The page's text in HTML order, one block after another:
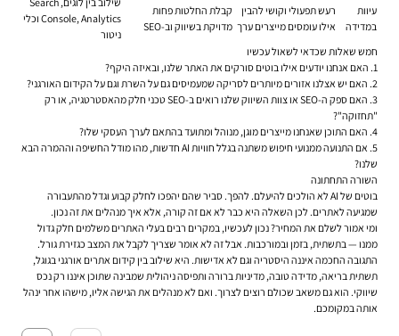
עיוות
במדידה
רעש תפעולי וקושי להבין
אילו עומסים מייצרים ערך
קבלת החלטות פחות
מדויקת בשיווק וב-SEO
Console, Analytics וכלי
ניטור
חמש שאלות שכדאי לשאול עכשיו
1. האם אנחנו יודעים אילו בוטים סורקים את האתר שלנו, ובאיזה היקף?
2. האם יש אצלנו אזורים מיותרים לסריקה שמעמיסים גם על השרת וגם על הקידום האורגני?
3. האם ספק ה-SEO או צוות השיווק שלנו רואים ב-SEO טכני חלק מהאסטרטגיה, או רק
"תחזוקה"?
4. האם התוכן שאנחנו מייצרים מוגן, מנוהל ומתועד בהתאם לערך העסקי שלו?
5. אם התנועה ממנועי חיפוש משתנה בגלל חוויות AI חדשות, מהו מודל החשיפה וההמרה הבא
שלנו?
השורה התחתונה
בוטים של AI לא הולכים להיעלם. להפך. סביר שהם יהפכו לחלק קבוע וגדל מהתעבורה
שמגיעה לאתרים. לכן השאלה היא כבר לא אם זה קורה, אלא איך מנהלים את זה נכון.
ומי אמור לשלם את המחיר? נכון לעכשיו, במקרים רבים בעלי האתרים משלמים חלק גדול
ממנו — בתשתית, בזמן ובמורכבות. אבל זה לא אומר שצריך לקבל את המצב כגזירת גורל.
התגובה החכמה איננה היסטריה וגם לא אדישות. היא שילוב בין קידום אתרים אורגני בגוגל,
תשתית בריאה, מדידה טובה, מדיניות ברורה ותפיסה ניהולית שמבינה שתוכן איננו רק נכס
שיווקי. הוא גם משאב שכולם רוצים לצרוך. ואם לא מנהלים את הגישה אליו, מישהו אחר ינהל
אותה במקומכם.